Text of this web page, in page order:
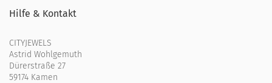
Hilfe & Kontakt
CITYJEWELS
Astrid Wohlgemuth
Dürerstraße 27
59174 Kamen